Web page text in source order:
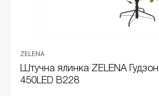
ZELENA
Штучна ялинка ZELENA Гудзон
450LED В228